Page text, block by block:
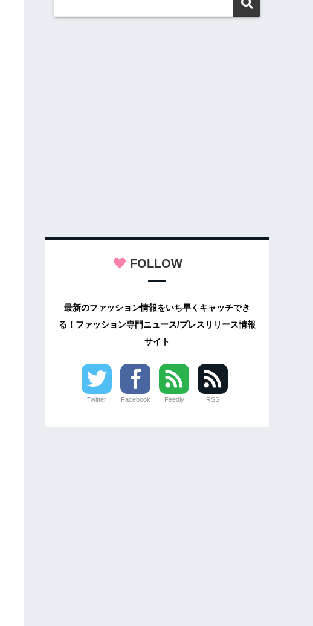
FOLLOW
最新のファッション情報をいち早くキャッチでき
る！ファッション専門ニュース/プレスリリース情報
サイト
Twitter Facebook Feedly RSS